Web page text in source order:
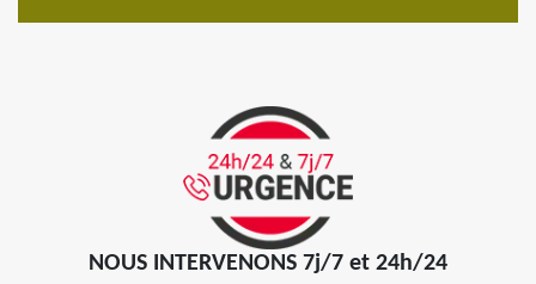
NOUS INTERVENONS 7j/7 et 24h/24